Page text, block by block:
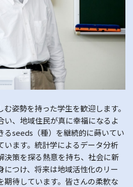
姿勢を持った学生を歓迎します。
い、地域住民が真に幸福になるよ
るseeds（種）を継続的に蒔いてい
います。統計学によるデータ分析
決策を探る熱意を持ち、社会に新
につけ、将来は地域活性化のリー
期待しています。皆さんの柔軟な